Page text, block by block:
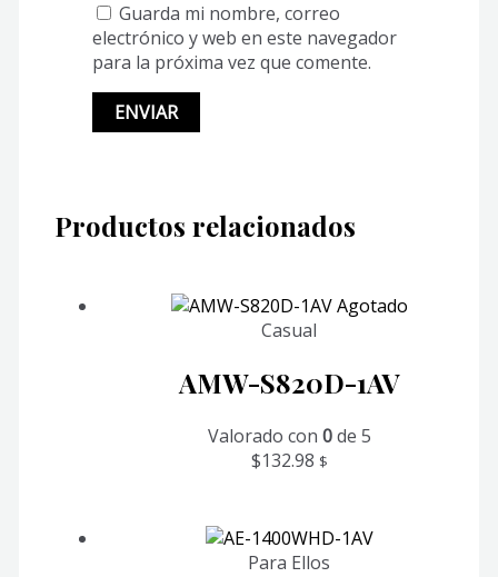
Guarda mi nombre, correo
electrónico y web en este navegador
para la próxima vez que comente.
Productos relacionados
Agotado
Casual
AMW-S820D-1AV
Valorado con 0de 5
$132.98 $
Para Ellos